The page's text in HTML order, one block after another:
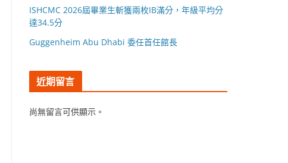
ISHCMC 2026屆畢業生斬獲兩枚IB滿分，年級平均分
達34.5分
Guggenheim Abu Dhabi 委任首任館長
近期留言
尚無留言可供顯示。